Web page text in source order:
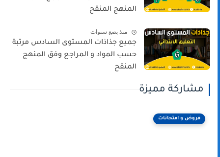
المنهج المنقح
منذ بضع سنوات
جميع جذاذات المستوى السادس مرتبة
حسب المواد و المراجع وفق المنهج
المنقح
مشاركة مميزة
فروض و امتحانات